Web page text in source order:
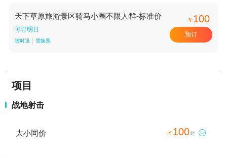
天下草原旅游景区骑马小圈不限人群-标准价
可订明日
随时退 需换票
¥ 100
预订
项目
战地射击
大小同价 ¥ 100起 